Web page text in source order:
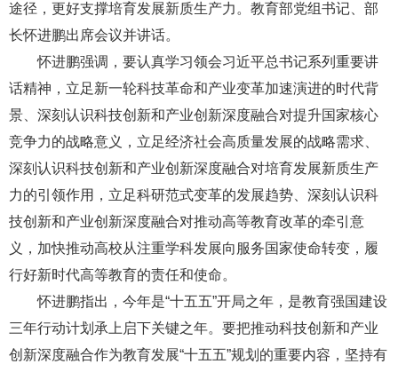
途径，更好支撑培育发展新质生产力。教育部党组书记、部
长怀进鹏出席会议并讲话。
怀进鹏强调，要认真学习领会习近平总书记系列重要讲
话精神，立足新一轮科技革命和产业变革加速演进的时代背
景、深刻认识科技创新和产业创新深度融合对提升国家核心
竞争力的战略意义，立足经济社会高质量发展的战略需求、
深刻认识科技创新和产业创新深度融合对培育发展新质生产
力的引领作用，立足科研范式变革的发展趋势、深刻认识科
技创新和产业创新深度融合对推动高等教育改革的牵引意
义，加快推动高校从注重学科发展向服务国家使命转变，履
行好新时代高等教育的责任和使命。
怀进鹏指出，今年是“十五五”开局之年，是教育强国建设
三年行动计划承上启下关键之年。要把推动科技创新和产业
创新深度融合作为教育发展“十五五”规划的重要内容，坚持有